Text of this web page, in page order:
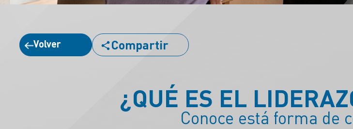
Volver Compartir
¿QUÉ ES EL
Conoce está forma de